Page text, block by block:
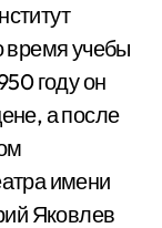
время учебы
году он
а после
имени
Яковлев